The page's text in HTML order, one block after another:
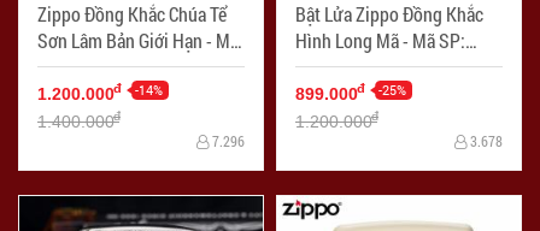
Zippo Đồng Khắc Chúa Tể
Sơn Lâm Bản Giới Hạn - Mã
SP: ZPC2273
1.200.000đ -14%
1.400.000đ
7.296
Bật Lửa Zippo Đồng Khắc
Hình Long Mã - Mã SP:
ZPC2272
899.000đ -25%
1.200.000đ
3.678